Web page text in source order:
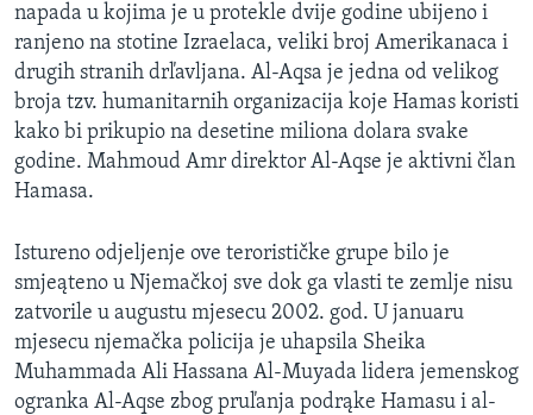
PRATITE NAS
Jezici
napada u kojima je u protekle dvije godine ubijeno i
ranjeno na stotine Izraelaca, veliki broj Amerikanaca i
drugih stranih drľavljana. Al-Aqsa je jedna od velikog
broja tzv. humanitarnih organizacija koje Hamas koristi
kako bi prikupio na desetine miliona dolara svake
godine. Mahmoud Amr direktor Al-Aqse je aktivni član
Hamasa.
Istureno odjeljenje ove terorističke grupe bilo je
smjeąteno u Njemačkoj sve dok ga vlasti te zemlje nisu
zatvorile u augustu mjesecu 2002. god. U januaru
mjesecu njemačka policija je uhapsila Sheika
Muhammada Ali Hassana Al-Muyada lidera jemenskog
ogranka Al-Aqse zbog pruľanja podrąke Hamasu i al-